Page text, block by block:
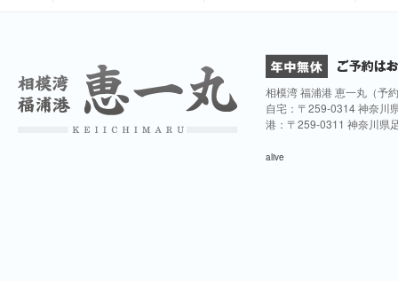
相模湾 福浦港 恵一丸（予
自宅：〒259-0314 神奈川
港：〒259-0311 神奈川県
alive